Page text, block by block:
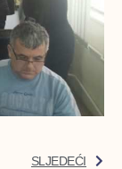
SLJEDEĆI